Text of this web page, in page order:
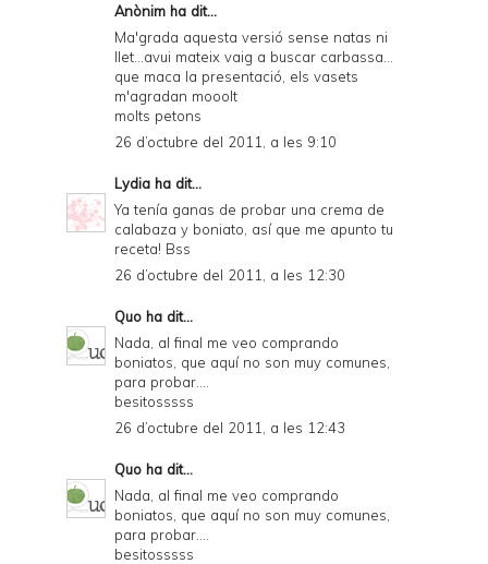
Anònim ha dit...
Ma'grada aquesta versió sense natas ni
llet...avui mateix vaig a buscar carbassa...
que maca la presentació, els vasets
m'agradan mooolt
molts petons
26 d’octubre del 2011, a les 9:10
Lydia ha dit...
Ya tenía ganas de probar una crema de
calabaza y boniato, así que me apunto tu
receta! Bss
26 d’octubre del 2011, a les 12:30
Quo ha dit...
Nada, al final me veo comprando
boniatos, que aquí no son muy comunes,
para probar....
besitosssss
26 d’octubre del 2011, a les 12:43
Quo ha dit...
Nada, al final me veo comprando
boniatos, que aquí no son muy comunes,
para probar....
besitosssss